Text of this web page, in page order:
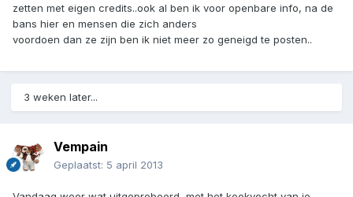
zetten met eigen credits..ook al ben ik voor openbare info, na de
bans hier en mensen die zich anders
voordoen dan ze zijn ben ik niet meer zo geneigd te posten..
3 weken later...
Vempain
Geplaatst: 5 april 2013